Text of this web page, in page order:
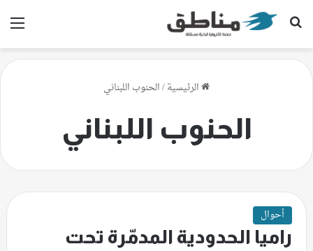
بحث عن
الرئيسية/الحنوب اللبناني
الحنوب اللبناني
أحوال
راميا الحدودية المدمّرة تحت